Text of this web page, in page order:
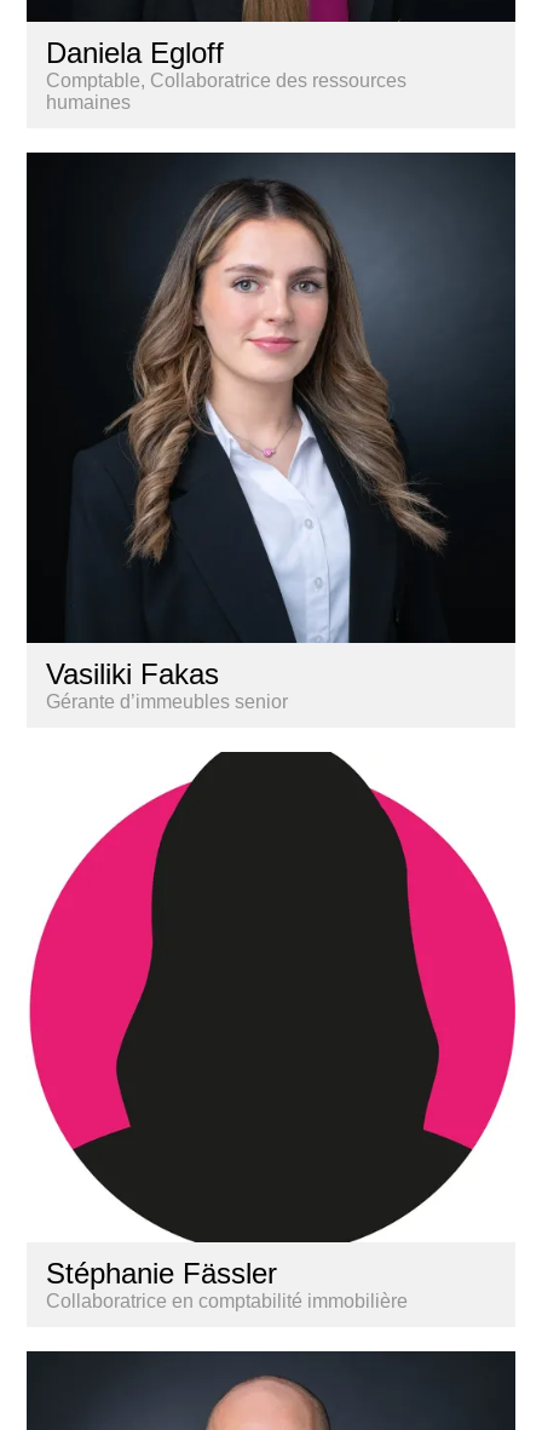
Daniela Egloff
Comptable, Collaboratrice des ressources
humaines
Vasiliki Fakas
Gérante d’immeubles senior
Stéphanie Fässler
Collaboratrice en comptabilité immobilière